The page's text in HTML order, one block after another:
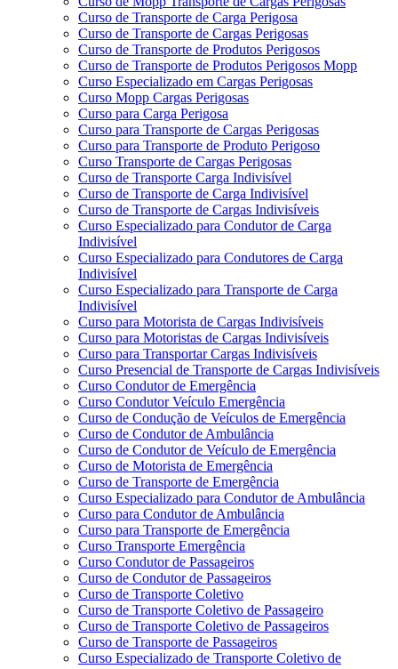
Curso de Transporte de Carga Perigosa
Curso de Transporte de Cargas Perigosas
Curso de Transporte de Produtos Perigosos
Curso de Transporte de Produtos Perigosos Mopp
Curso Especializado em Cargas Perigosas
Curso Mopp Cargas Perigosas
Curso para Carga Perigosa
Curso para Transporte de Cargas Perigosas
Curso para Transporte de Produto Perigoso
Curso Transporte de Cargas Perigosas
Curso de Transporte Carga Indivisível
Curso de Transporte de Carga Indivisível
Curso de Transporte de Cargas Indivisíveis
Curso Especializado para Condutor de Carga
Indivisível
Curso Especializado para Condutores de Carga
Indivisível
Curso Especializado para Transporte de Carga
Indivisível
Curso para Motorista de Cargas Indivisíveis
Curso para Motoristas de Cargas Indivisíveis
Curso para Transportar Cargas Indivisíveis
Curso Presencial de Transporte de Cargas Indivisíveis
Curso Condutor de Emergência
Curso Condutor Veículo Emergência
Curso de Condução de Veículos de Emergência
Curso de Condutor de Ambulância
Curso de Condutor de Veículo de Emergência
Curso de Motorista de Emergência
Curso de Transporte de Emergência
Curso Especializado para Condutor de Ambulância
Curso para Condutor de Ambulância
Curso para Transporte de Emergência
Curso Transporte Emergência
Curso Condutor de Passageiros
Curso de Condutor de Passageiros
Curso de Transporte Coletivo
Curso de Transporte Coletivo de Passageiro
Curso de Transporte Coletivo de Passageiros
Curso de Transporte de Passageiros
Curso Especializado de Transporte Coletivo de